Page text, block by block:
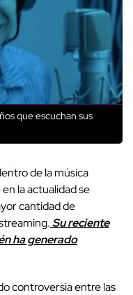
que escuchan sus
de la música
la actualidad se
cantidad de
Su reciente
ha generado
controversia entre las